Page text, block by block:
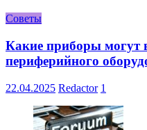
Советы
Какие приборы могут
периферийного
22.04.2025 Redactor 1